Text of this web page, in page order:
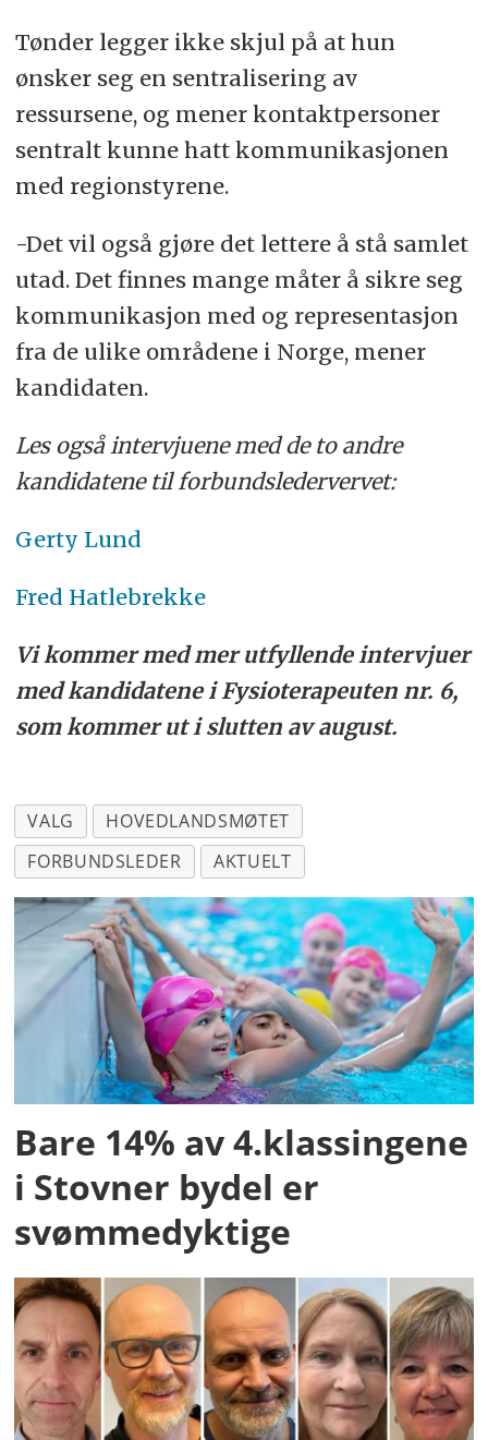
Tønder legger ikke skjul på at hun
ønsker seg en sentralisering av
ressursene, og mener kontaktpersoner
sentralt kunne hatt kommunikasjonen
med regionstyrene.
-Det vil også gjøre det lettere å stå samlet
utad. Det finnes mange måter å sikre seg
kommunikasjon med og representasjon
fra de ulike områdene i Norge, mener
kandidaten.
Les også intervjuene med de to andre
kandidatene til forbundsledervervet:
Gerty Lund
Fred Hatlebrekke
Vi kommer med mer utfyllende intervjuer
med kandidatene i Fysioterapeuten nr. 6,
som kommer ut i slutten av august.
VALG
HOVEDLANDSMØTET
FORBUNDSLEDER
AKTUELT
Bare 14% av 4.klassingene
i Stovner bydel er
svømmedyktige